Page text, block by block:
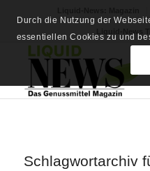
Schlagwortarchiv
Durch die Nutzung der
essentiellen Cookies zu und